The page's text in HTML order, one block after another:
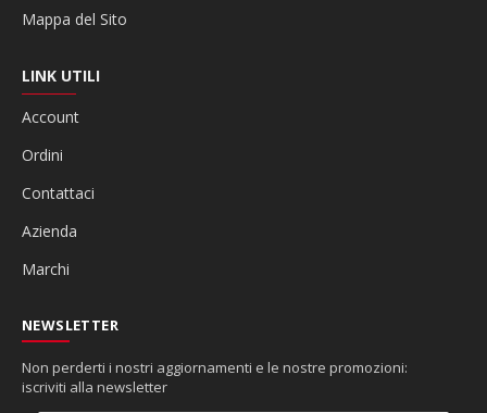
Mappa del Sito
LINK UTILI
Account
Ordini
Contattaci
Azienda
Marchi
NEWSLETTER
Non perderti i nostri aggiornamenti e le nostre promozioni:
iscriviti alla newsletter